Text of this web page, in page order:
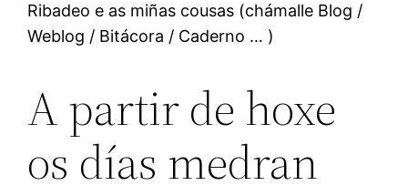
Ribadeo e as miñas cousas (chámalle Blog /
Weblog / Bitácora / Caderno … )
A partir de hoxe
os días medran